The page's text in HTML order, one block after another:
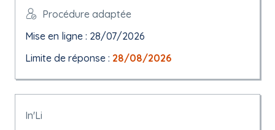
Procédure adaptée
Mise en ligne : 28/07/2026
Limite de réponse : 28/08/2026
In'Li